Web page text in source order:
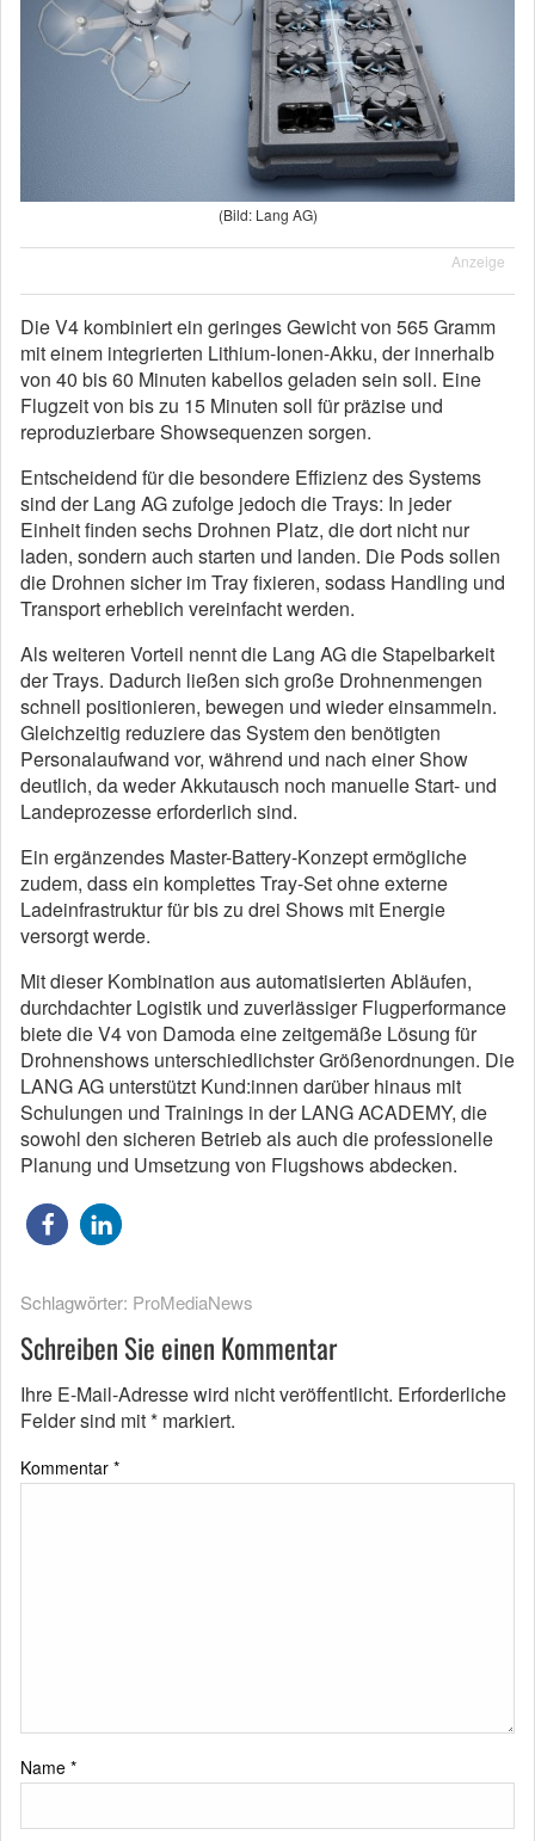
(Bild: Lang AG)
Anzeige
Die V4 kombiniert ein geringes Gewicht von 565 Gramm
mit einem integrierten Lithium-Ionen-Akku, der innerhalb
von 40 bis 60 Minuten kabellos geladen sein soll. Eine
Flugzeit von bis zu 15 Minuten soll für präzise und
reproduzierbare Showsequenzen sorgen.
Entscheidend für die besondere Effizienz des Systems
sind der Lang AG zufolge jedoch die Trays: In jeder
Einheit finden sechs Drohnen Platz, die dort nicht nur
laden, sondern auch starten und landen. Die Pods sollen
die Drohnen sicher im Tray fixieren, sodass Handling und
Transport erheblich vereinfacht werden.
Als weiteren Vorteil nennt die Lang AG die Stapelbarkeit
der Trays. Dadurch ließen sich große Drohnenmengen
schnell positionieren, bewegen und wieder einsammeln.
Gleichzeitig reduziere das System den benötigten
Personalaufwand vor, während und nach einer Show
deutlich, da weder Akkutausch noch manuelle Start- und
Landeprozesse erforderlich sind.
Ein ergänzendes Master-Battery-Konzept ermögliche
zudem, dass ein komplettes Tray-Set ohne externe
Ladeinfrastruktur für bis zu drei Shows mit Energie
versorgt werde.
Mit dieser Kombination aus automatisierten Abläufen,
durchdachter Logistik und zuverlässiger Flugperformance
biete die V4 von Damoda eine zeitgemäße Lösung für
Drohnenshows unterschiedlichster Größenordnungen. Die
LANG AG unterstützt Kund:innen darüber hinaus mit
Schulungen und Trainings in der LANG ACADEMY, die
sowohl den sicheren Betrieb als auch die professionelle
Planung und Umsetzung von Flugshows abdecken.
Schlagwörter: ProMediaNews
Schreiben Sie einen Kommentar
Ihre E-Mail-Adresse wird nicht veröffentlicht. Erforderliche
Felder sind mit* markiert.
Kommentar *
Name *